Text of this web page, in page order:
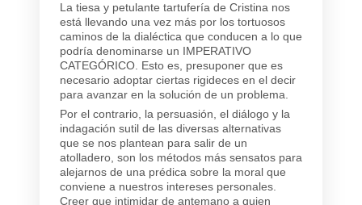
La tiesa y petulante tartufería de Cristina nos
está llevando una vez más por los tortuosos
caminos de la dialéctica que conducen a lo que
podría denominarse un IMPERATIVO
CATEGÓRICO. Esto es, presuponer que es
necesario adoptar ciertas rigideces en el decir
para avanzar en la solución de un problema.
Por el contrario, la persuasión, el diálogo y la
indagación sutil de las diversas alternativas
que se nos plantean para salir de un
atolladero, son los métodos más sensatos para
alejarnos de una prédica sobre la moral que
conviene a nuestros intereses personales.
Creer que intimidar de antemano a quien